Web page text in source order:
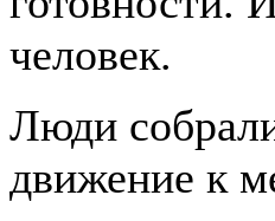
человек.
Люди
движение к